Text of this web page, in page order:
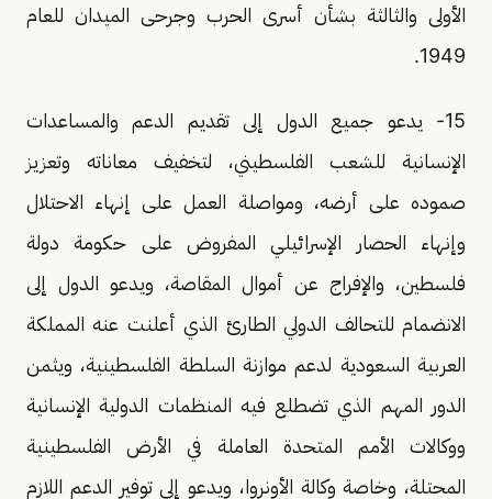
الأولى والثالثة بشأن أسرى الحرب وجرحى الميدان للعام
1949.
15- يدعو جميع الدول إلى تقديم الدعم والمساعدات
الإنسانية للشعب الفلسطيني، لتخفيف معاناته وتعزيز
صموده على أرضه، ومواصلة العمل على إنهاء الاحتلال
وإنهاء الحصار الإسرائيلي المفروض على حكومة دولة
فلسطين، والإفراج عن أموال المقاصة، ويدعو الدول إلى
الانضمام للتحالف الدولي الطارئ الذي أعلنت عنه المملكة
العربية السعودية لدعم موازنة السلطة الفلسطينية، ويثمن
الدور المهم الذي تضطلع فيه المنظمات الدولية الإنسانية
ووكالات الأمم المتحدة العاملة في الأرض الفلسطينية
المحتلة، وخاصة وكالة الأونروا، ويدعو إلى توفير الدعم اللازم